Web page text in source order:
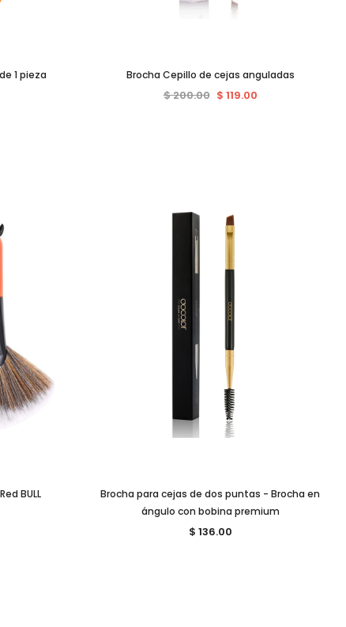
1 pieza Brocha Cepillo de cejas anguladas
$ 200.00 $ 119.00
BULL
Brocha para cejas de dos puntas - Brocha en
ángulo con bobina premium
$ 136.00